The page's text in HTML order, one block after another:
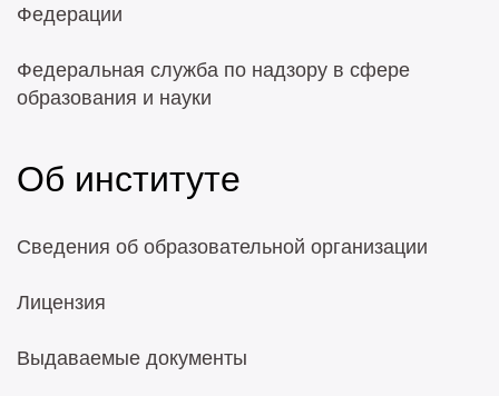
Федерации
Федеральная служба по надзору в сфере
образования и науки
Об институте
Сведения об образовательной организации
Лицензия
Выдаваемые документы